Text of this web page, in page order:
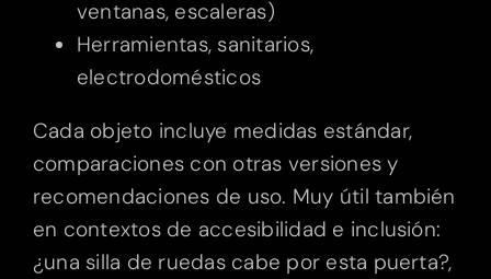
ventanas, escaleras)
Herramientas, sanitarios,
electrodomésticos
Cada objeto incluye medidas estándar,
comparaciones con otras versiones y
recomendaciones de uso. Muy útil también
en contextos de accesibilidad e inclusión:
¿una silla de ruedas cabe por esta puerta?,